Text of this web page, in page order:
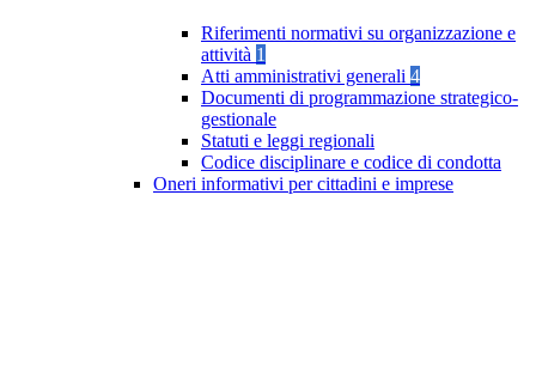
Riferimenti normativi su organizzazione e
attività 1
Atti amministrativi generali 4
Documenti di programmazione strategico-
gestionale
Statuti e leggi regionali
Codice disciplinare e codice di condotta
Oneri informativi per cittadini e imprese